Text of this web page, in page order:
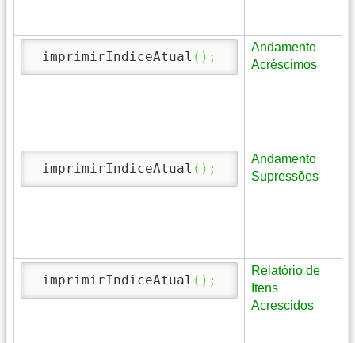
imprimirIndiceAtual ( ) ;
Andamento
Acréscimos
imprimirIndiceAtual ( ) ;
Andamento
Supressões
imprimirIndiceAtual ( ) ;
Relatório de
Itens
Acrescidos